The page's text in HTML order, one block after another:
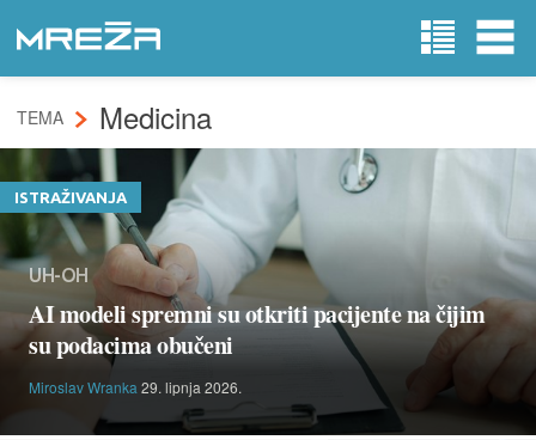
TEMA Medicina
ISTRAŽIVANJA
UH-OH
AI modeli spremni su otkriti pacijente na čijim
su podacima obučeni
Miroslav Wranka 29. lipnja 2026.